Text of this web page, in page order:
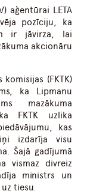
aģentūrai LETA
pozīciju, ka
ir jāvirza, lai
akcionāru
(FKTK)
ka Lipmanu
mazākuma
FKTK uzlika
kas
izdarīja visu
Šajā gadījumā
vismaz divreiz
ministrs un
tiesu.